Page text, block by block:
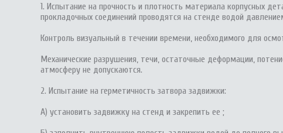
1. Испытание на прочность и плотность материала корпусных
прокладочных соединений проводятся на стенде водой
Контроль визуальный в течении времени, необходимого для
Механические разрушения, течи, остаточные деформации,
атмосферу не допускаются.
2. Испытание на герметичность затвора задвижки:
А) установить задвижку на стенд и закрепить ее ;